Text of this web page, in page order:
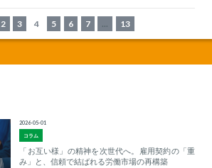
2 3 4 5 6 7 ... 13
コラム
2026-05-01
「お互い様」の精神を次世代へ。雇用契約の「重
み」と、信頼で結ばれる労働市場の再構築